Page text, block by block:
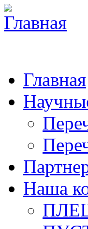
Главная
Наша